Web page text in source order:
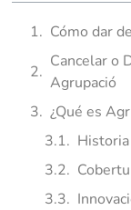
Cómo dar
Cancelar o
Agrupació
¿Qué es